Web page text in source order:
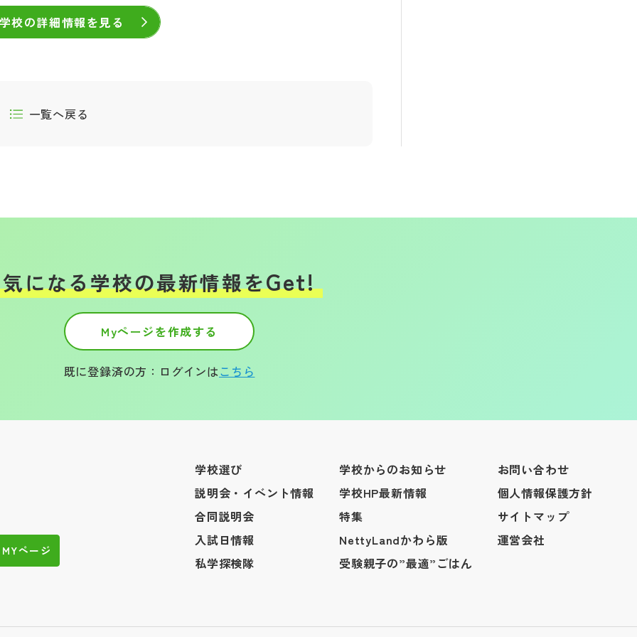
校の詳細情報を見る
一覧へ戻る
気になる学校の最新情報をGet!
Myページを作成する
既に登録済の方：ログインはこちら
MYページ
学校選び
説明会・イベント情報
合同説明会
入試日情報
私学探検隊
学校からのお知らせ
学校HP最新情報
特集
NettyLandかわら版
受験親子の”最適”ごはん
お問い合わせ
個人情報保護方針
サイトマップ
運営会社